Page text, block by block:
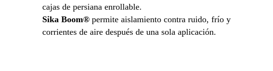
cajas de persiana enrollable.
Sika Boom® permite aislamiento contra ruido, frío y
corrientes de aire después de una sola aplicación.